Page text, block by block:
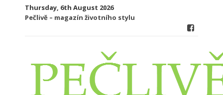
Thursday, 6th August 2026
Pečlivě – magazín životního stylu